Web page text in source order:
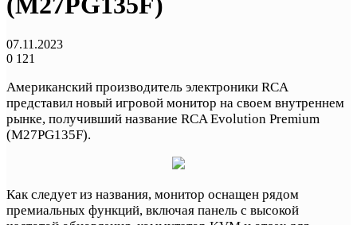
07.11.2023
0 121
Американский производитель электроники RCA
представил новый игровой монитор на своем внутреннем
рынке, получивший название RCA Evolution Premium
(M27PG135F).
Как следует из названия, монитор оснащен рядом
премиальных функций, включая панель с высокой